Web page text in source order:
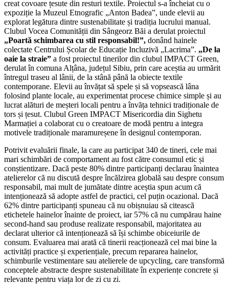
creat covoare țesute din resturi textile. Proiectul s-a încheiat cu o
expoziție la Muzeul Etnografic „Anton Badea”, unde elevii au
explorat legătura dintre sustenabilitate și tradiția lucrului manual.
Clubul Vocea Comunității din Sângeorz Băi a derulat proiectul
„Poartă schimbarea cu stil responsabil!”, donând hainele
colectate Centrului Școlar de Educație Incluzivă „Lacrima”. „De la
oaie la straie” a fost proiectul tinerilor din clubul IMPACT Green,
derulat în comuna Alțâna, județul Sibiu, prin care aceștia au urmărit
întregul traseu al lânii, de la stână până la obiecte textile
contemporane. Elevii au învățat să spele și să vopsească lâna
folosind plante locale, au experimentat procese chimice simple și au
lucrat alături de meșteri locali pentru a învăța tehnici tradiționale de
tors și țesut. Clubul Green IMPACT Misericordia din Sighetu
Marmației a colaborat cu o creatoare de modă pentru a integra
motivele tradiționale maramureșene în designul contemporan.
Potrivit evaluării finale, la care au participat 340 de tineri, cele mai
mari schimbări de comportament au fost către consumul etic și
conștientizare. Dacă peste 80% dintre participanți declarau înaintea
atelierelor că nu discută despre încălzirea globală sau despre consum
responsabil, mai mult de jumătate dintre aceștia spun acum că
intenționează să adopte astfel de practici, cel puțin ocazional. Dacă
62% dintre participanți spuneau că nu obișnuiau să citească
etichetele hainelor înainte de proiect, iar 57% că nu cumpărau haine
second-hand sau produse realizate responsabil, majoritatea au
declarat ulterior că intenționează să își schimbe obiceiurile de
consum. Evaluarea mai arată că tinerii reacționează cel mai bine la
activități practice și experiențiale, precum repararea hainelor,
schimburile vestimentare sau atelierele de upcycling, care transformă
conceptele abstracte despre sustenabilitate în experiențe concrete și
relevante pentru viața lor de zi cu zi.